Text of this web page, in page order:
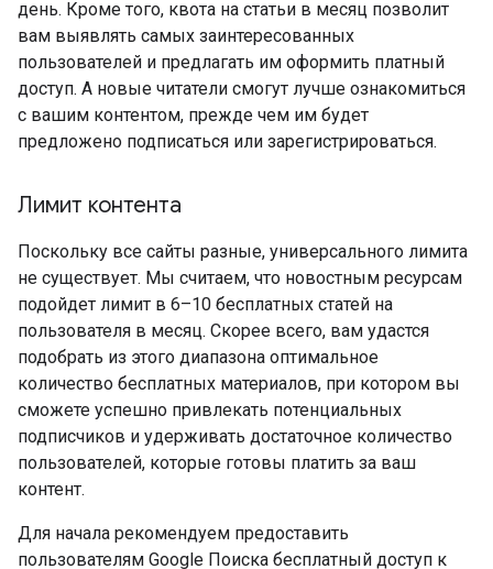
день. Кроме того, квота на статьи в месяц позволит
вам выявлять самых заинтересованных
пользователей и предлагать им оформить платный
доступ. А новые читатели смогут лучше ознакомиться
с вашим контентом, прежде чем им будет
предложено подписаться или зарегистрироваться.
Лимит контента
Поскольку все сайты разные, универсального лимита
не существует. Мы считаем, что новостным ресурсам
подойдет лимит в 6–10 бесплатных статей на
пользователя в месяц. Скорее всего, вам удастся
подобрать из этого диапазона оптимальное
количество бесплатных материалов, при котором вы
сможете успешно привлекать потенциальных
подписчиков и удерживать достаточное количество
пользователей, которые готовы платить за ваш
контент.
Для начала рекомендуем предоставить
пользователям Google Поиска бесплатный доступ к